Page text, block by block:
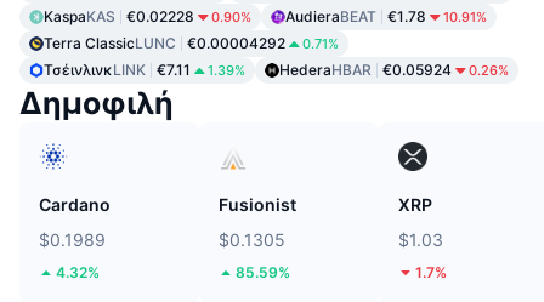
KaspaKAS €0.02228 0.90% AudieraBEAT €1.78 10.91%
Terra ClassicLUNC €0.00004292 0.71%
ΤσέινλινκLINK €7.11 1.39% HederaHBAR €0.05924 0.26%
Δημοφιλή
Cardano
$0.1989
4.32%
Fusionist
$0.1305
85.59%
XRP
$1.03
1.7%